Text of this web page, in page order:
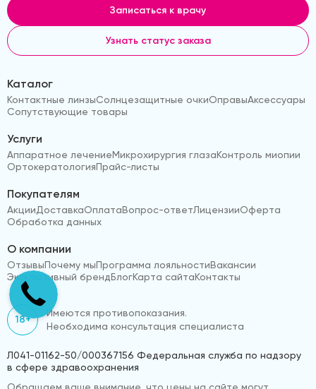
Записаться к врачу
Узнать статус заказа
Каталог
Контактные линзыСолнцезащитные очкиОправыАксессуары
Сопутствующие товары
Услуги
Аппаратное лечениеМикрохирургия глазаКонтроль миопии
ОртокератологияПрайс-листы
Покупателям
АкцииДоставкаОплатаВопрос-ответЛицензииОферта
Обработка данных
О компании
ОтзывыПочему мыПрограмма лояльностиВакансии
Эксклюзивный брендБлогКарта сайтаКонтакты
18+
Имеются противопоказания.
Необходима консультация специалиста
Л041-01162-50/000367156 Федеральная служба по надзору
в сфере здравоохранения
Обращаем ваше внимание, что цены на сайте могут